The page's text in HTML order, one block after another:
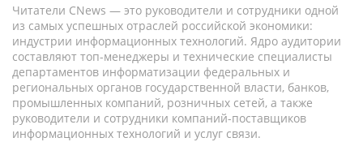
Читатели CNews — это руководители и сотрудники одной
из самых успешных отраслей российской экономики:
индустрии информационных технологий. Ядро аудитории
составляют топ-менеджеры и технические специалисты
департаментов информатизации федеральных и
региональных органов государственной власти, банков,
промышленных компаний, розничных сетей, а также
руководители и сотрудники компаний-поставщиков
информационных технологий и услуг связи.